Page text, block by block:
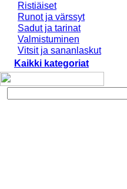
Ristiäiset
Runot ja värssyt
Sadut ja tarinat
Valmistuminen
Vitsit ja sananlaskut
Kaikki kategoriat